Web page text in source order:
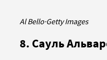
Al Bello·Getty Images
8. Сауль